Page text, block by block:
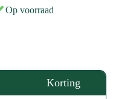
Korting
Op voorraad